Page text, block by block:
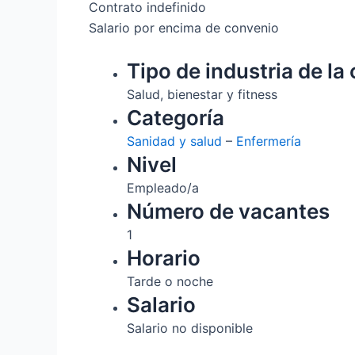
Contrato indefinido
Salario por encima de convenio
Tipo de industria de la
Salud, bienestar y fitness
Categoría
Sanidad y salud – Enfermería
Nivel
Empleado/a
Número de vacantes
1
Horario
Tarde o noche
Salario
Salario no disponible